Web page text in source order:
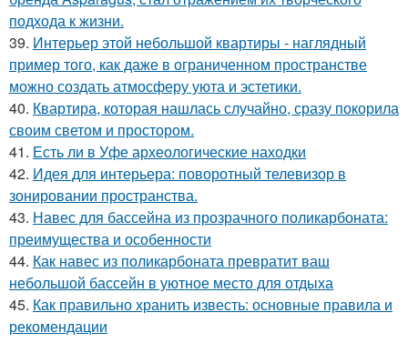
подхода к жизни.
39. Интерьер этой небольшой квартиры - наглядный
пример того, как даже в ограниченном пространстве
можно создать атмосферу уюта и эстетики.
40. Квартира, которая нашлась случайно, сразу покорила
своим светом и простором.
41. Есть ли в Уфе археологические находки
42. Идея для интерьера: поворотный телевизор в
зонировании пространства.
43. Навес для бассейна из прозрачного поликарбоната:
преимущества и особенности
44. Как навес из поликарбоната превратит ваш
небольшой бассейн в уютное место для отдыха
45. Как правильно хранить известь: основные правила и
рекомендации